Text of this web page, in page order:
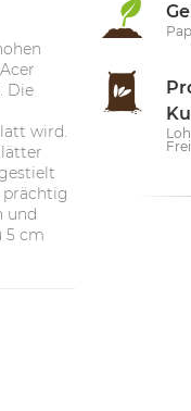
Die
wird.
prächtig
und
5 cm